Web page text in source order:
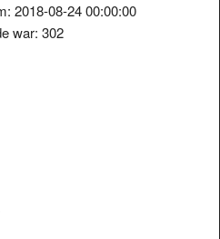
2018-08-24 00:00:00
war: 302